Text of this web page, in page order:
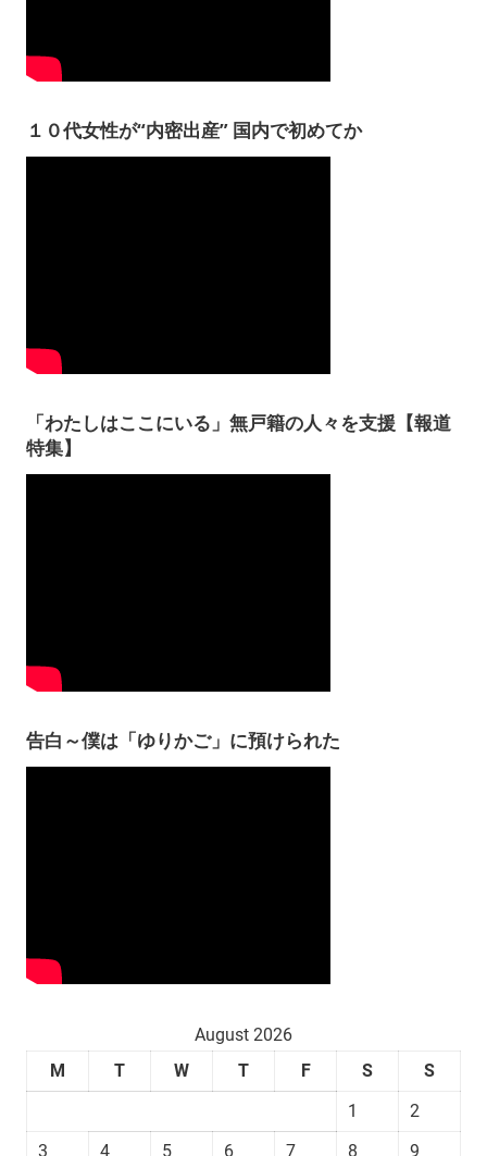
１０代女性が“内密出産” 国内で初めてか
「わたしはここにいる」無戸籍の人々を支援【報道
特集】
告白～僕は「ゆりかご」に預けられた
August 2026
M
T W T F S
S
1
2
3
4 5 6 7 8
9